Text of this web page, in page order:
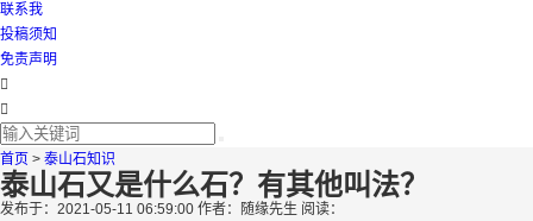
联系我
投稿须知
免责声明
首页 > 泰山石知识
泰山石又是什么石？有其他叫法？
发布于：2021-05-11 06:59:00 作者：随缘先生 阅读：